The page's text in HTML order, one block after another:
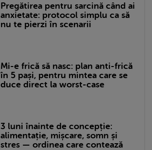
Pregătirea pentru sarcină când ai
anxietate: protocol simplu ca să
nu te pierzi în scenarii
Mi-e frică să nasc: plan anti-frică
în 5 pași, pentru mintea care se
duce direct la worst-case
3 luni înainte de concepție:
alimentație, mișcare, somn și
stres — ordinea care contează